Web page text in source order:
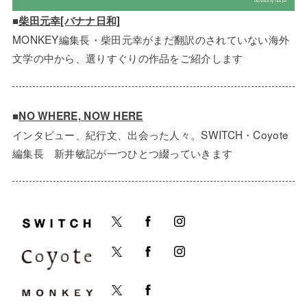
■柴田元幸[バナナ日和]
MONKEY編集長・柴田元幸がまだ翻訳のされていない海外
文学の中から、選りすぐりの作品をご紹介します
■NO WHERE, NOW HERE
インタビュー、紀行文、出会った人々。SWITCH・Coyote
編集長 新井敏記が一つひとつ綴っていきます